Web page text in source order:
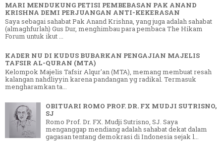
MARI MENDUKUNG PETISI PEMBEBASAN PAK ANAND
KRISHNA DEMI PERJUANGAN ANTI-KEKERASAN
Saya sebagai sahabat Pak Anand Krishna, yang juga adalah sahabat
(almaghfurlah) Gus Dur, menghimbau para pembaca The Hikam
Forum untuk ikut ...
KADER NU DI KUDUS BUBARKAN PENGAJIAN MAJELIS
TAFSIR AL-QURAN (MTA)
Kelompok Majelis Tafsir Alqur'an (MTA), memang membuat resah
kalangan nahdliyyin karena pandangan yg radikal. Termasuk
mengharamkan ta...
OBITUARI ROMO PROF. DR. FX MUDJI SUTRISNO,
SJ
Romo Prof. Dr. FX. Mudji Sutrisno, SJ. Saya
menganggap mendiang adalah sahabat dekat dalam
gagasan tentang demokrasi di Indonesia sejak l...